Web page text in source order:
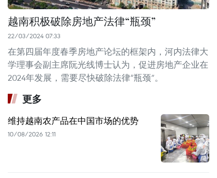
越南积极破除房地产法律“瓶颈”
22/03/2024 07:33
在第四届年度春季房地产论坛的框架内，河内法律大
学理事会副主席阮光线博士认为，促进房地产企业在
2024年发展，需要尽快破除法律“瓶颈”。
更多
维持越南农产品在中国市场的优势
10/08/2026 12:11